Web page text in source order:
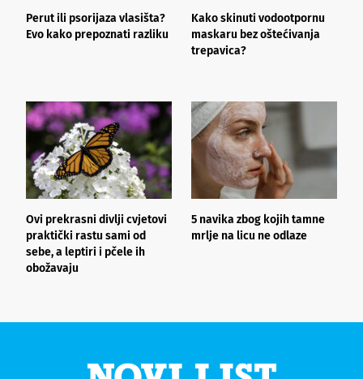
Perut ili psorijaza vlasišta?
Evo kako prepoznati razliku
Kako skinuti vodootpornu
maskaru bez oštećivanja
trepavica?
Ovi prekrasni divlji cvjetovi
praktički rastu sami od
sebe, a leptiri i pčele ih
obožavaju
5 navika zbog kojih tamne
mrlje na licu ne odlaze